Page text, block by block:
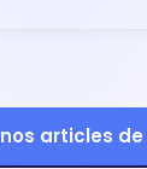
articles